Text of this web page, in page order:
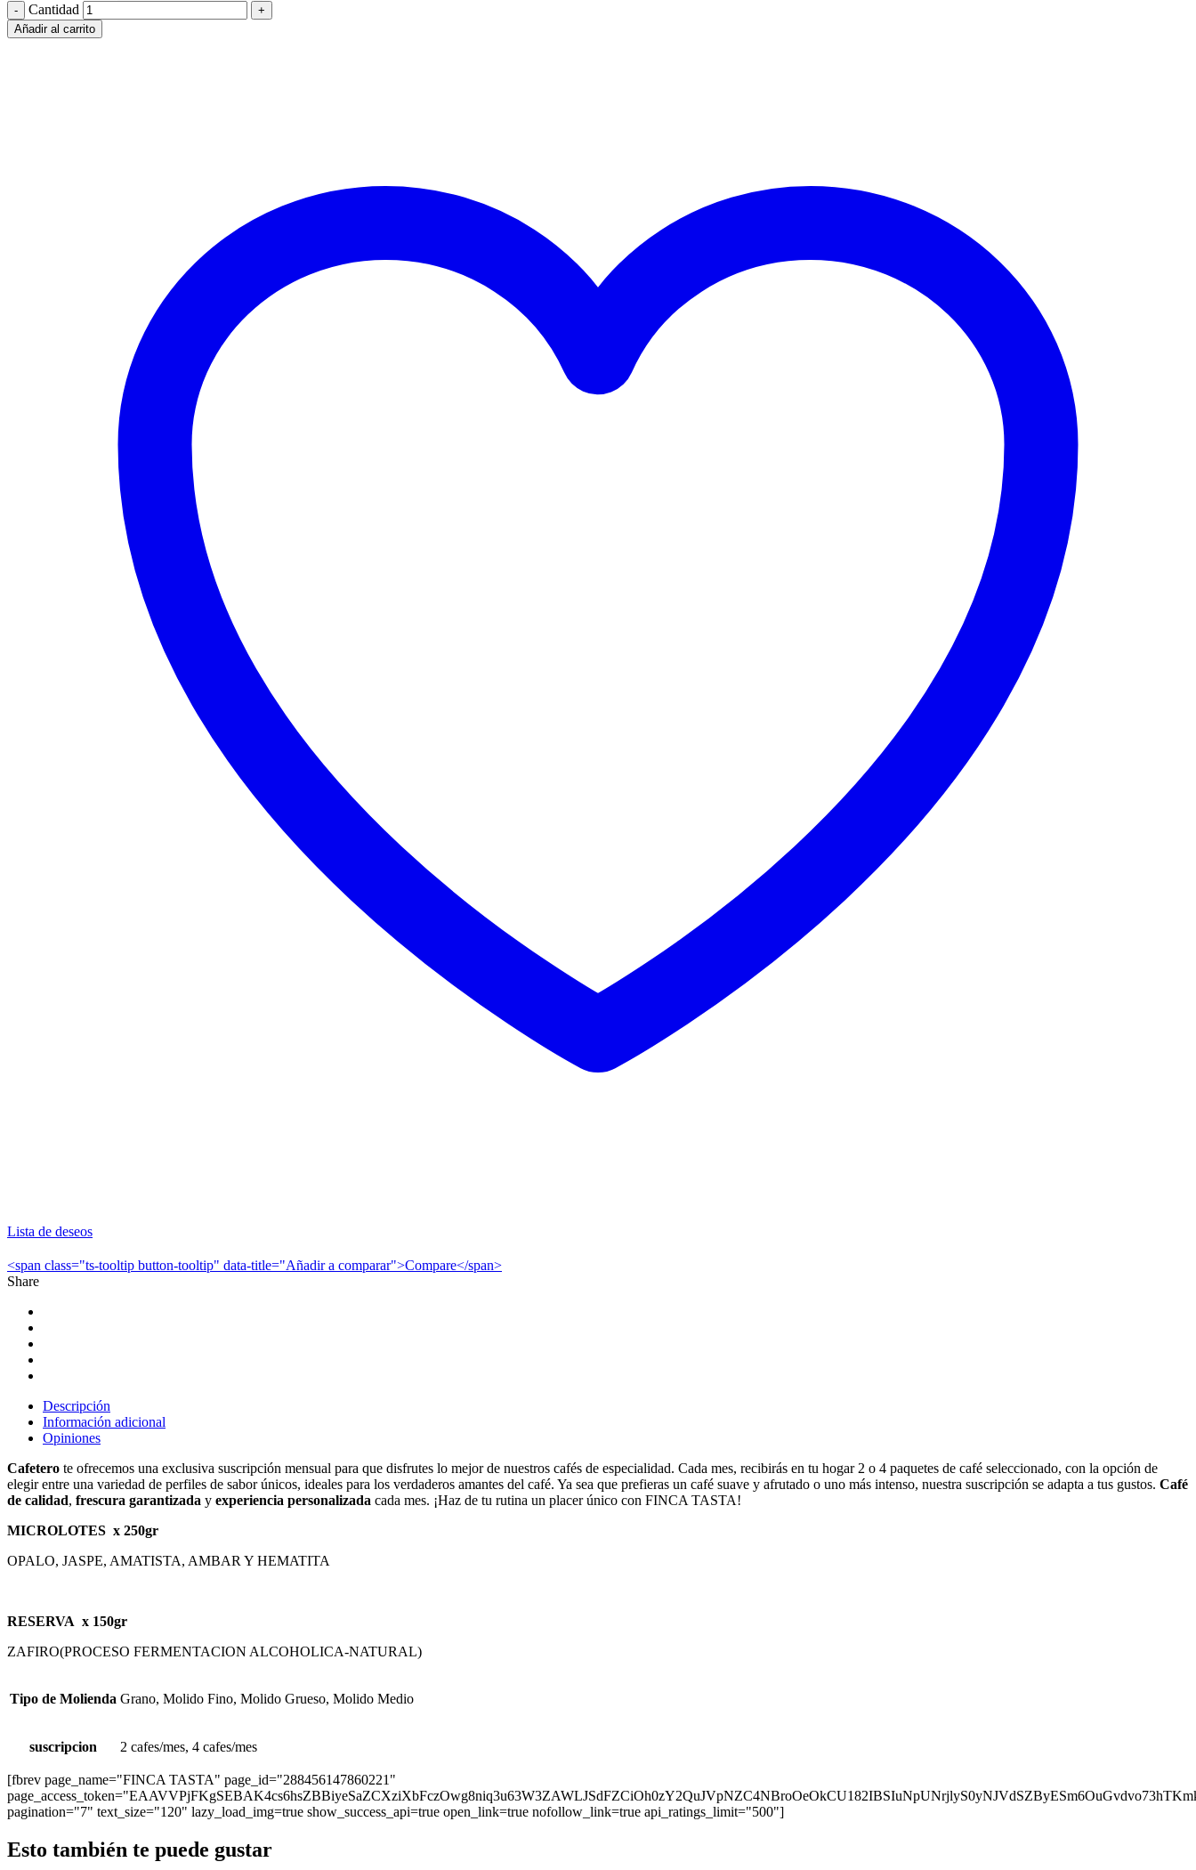
Cantidad
Añadir al carrito
Lista de deseos
<span class="ts-tooltip button-tooltip" data-title="Añadir a comparar">Compare</span>
Share
Descripción
Información adicional
Opiniones
Cafetero te ofrecemos una exclusiva suscripción mensual para que disfrutes lo mejor de nuestros cafés de especialidad. Cada mes, recibirás en tu hogar 2 o 4 paquetes de café seleccionado, con la opción de
elegir entre una variedad de perfiles de sabor únicos, ideales para los verdaderos amantes del café. Ya sea que prefieras un café suave y afrutado o uno más intenso, nuestra suscripción se adapta a tus gustos. Café
de calidad, frescura garantizada y experiencia personalizada cada mes. ¡Haz de tu rutina un placer único con FINCA TASTA!
MICROLOTES x 250gr
OPALO, JASPE, AMATISTA, AMBAR Y HEMATITA
RESERVA x 150gr
ZAFIRO(PROCESO FERMENTACION ALCOHOLICA-NATURAL)
Tipo de Molienda Grano, Molido Fino, Molido Grueso, Molido Medio
suscripcion 2 cafes/mes, 4 cafes/mes
[fbrev page_name="FINCA TASTA" page_id="288456147860221"
pagination="7" text_size="120" lazy_load_img=true show_success_api=true open_link=true nofollow_link=true api_ratings_limit="500"]
Esto también te puede gustar